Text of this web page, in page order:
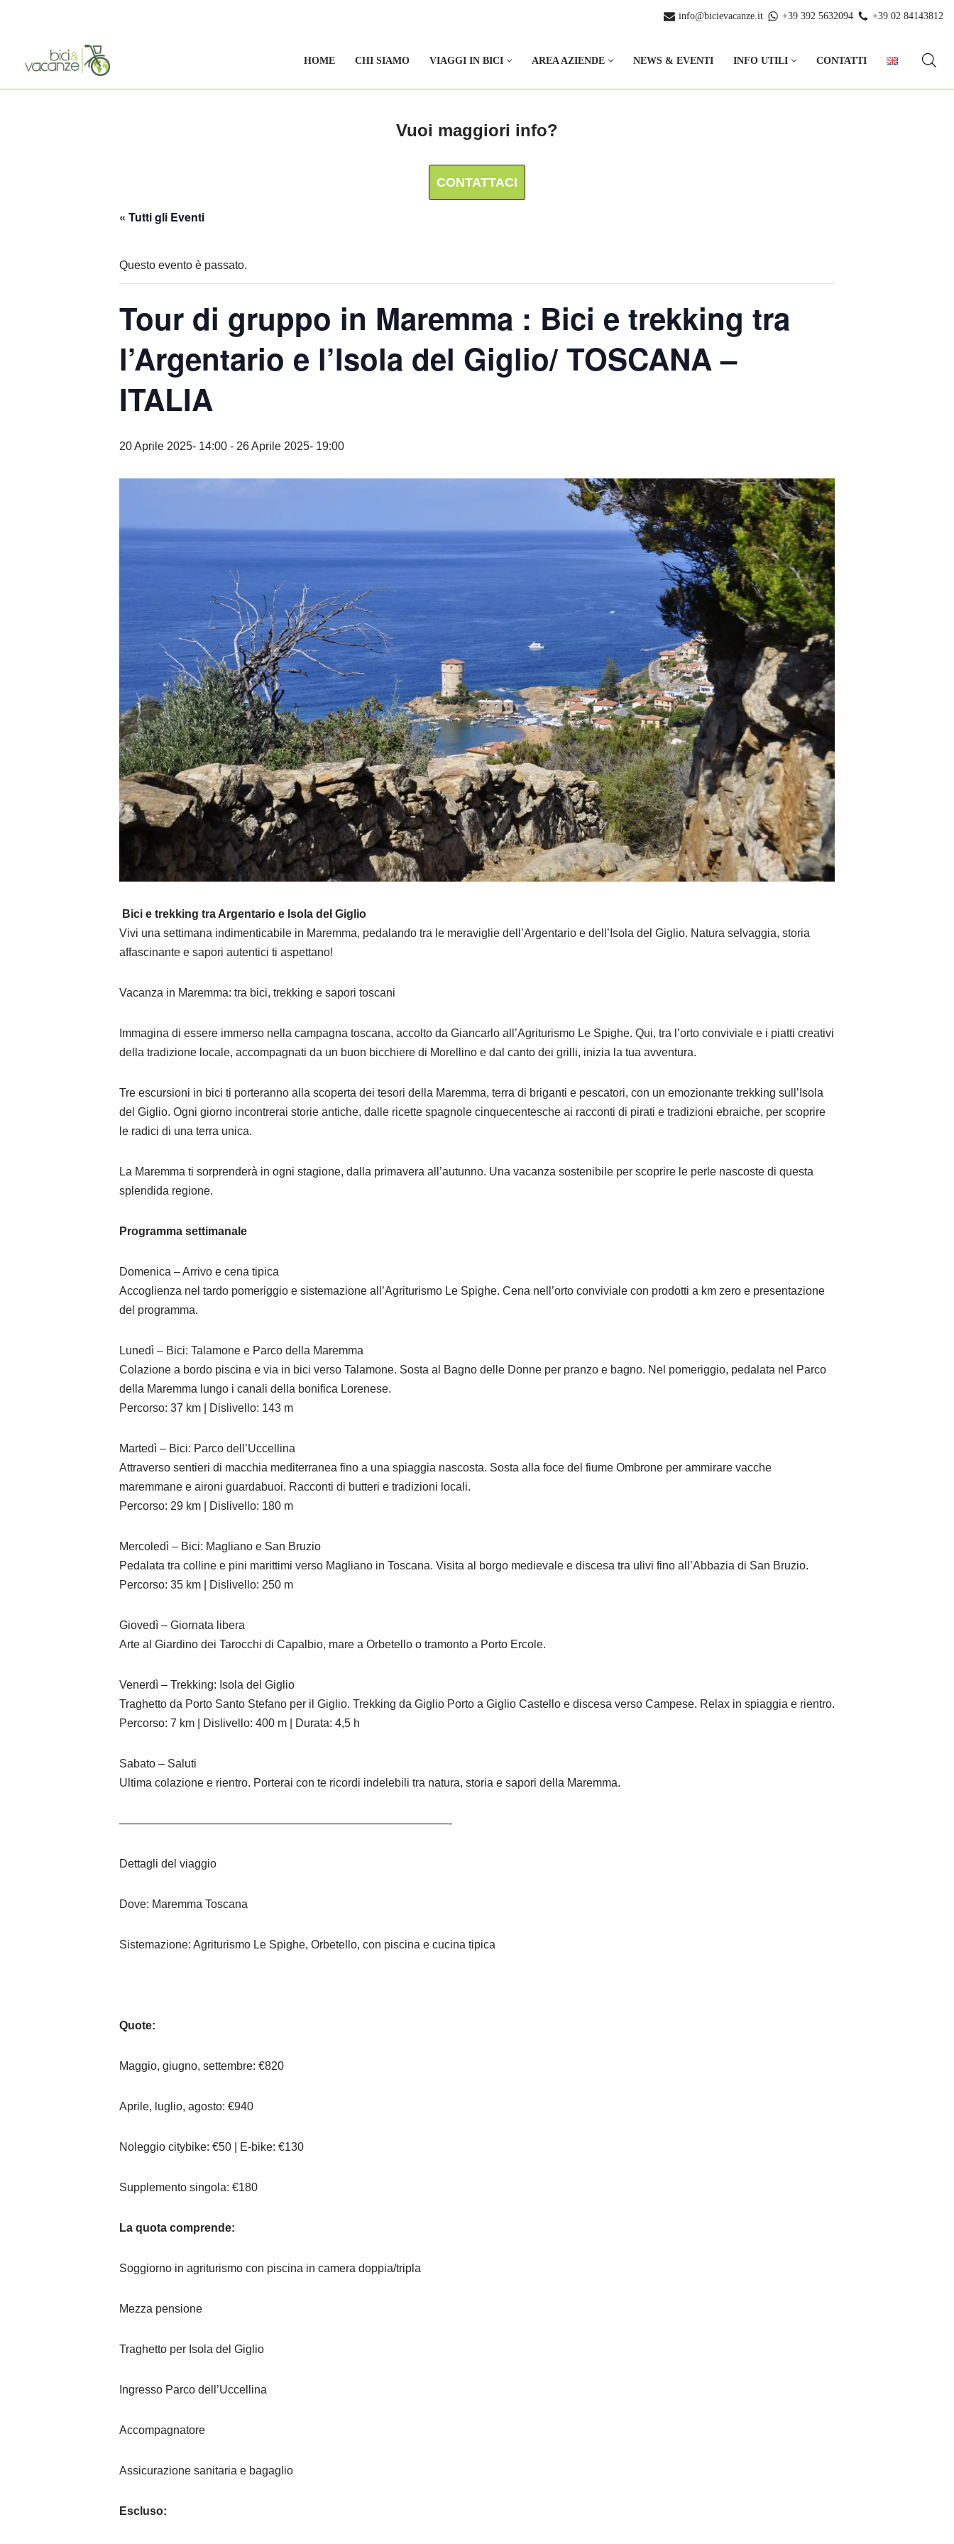
info@bicievacanze.it +39 392 5632094 +39 02 84143812
HOME CHI SIAMO VIAGGI IN BICI AREA AZIENDE NEWS & EVENTI INFO UTILI CONTATTI
Vuoi maggiori info?
CONTATTACI
« Tutti gli Eventi
Questo evento è passato.
Tour di gruppo in Maremma : Bici e trekking tra
l’Argentario e l’Isola del Giglio/ TOSCANA –
ITALIA
20 Aprile 2025- 14:00 - 26 Aprile 2025- 19:00
Bici e trekking tra Argentario e Isola del Giglio
Vivi una settimana indimenticabile in Maremma, pedalando tra le meraviglie dell’Argentario e dell’Isola del Giglio. Natura selvaggia, storia
affascinante e sapori autentici ti aspettano!
Vacanza in Maremma: tra bici, trekking e sapori toscani
Immagina di essere immerso nella campagna toscana, accolto da Giancarlo all’Agriturismo Le Spighe. Qui, tra l’orto conviviale e i piatti creativi
della tradizione locale, accompagnati da un buon bicchiere di Morellino e dal canto dei grilli, inizia la tua avventura.
Tre escursioni in bici ti porteranno alla scoperta dei tesori della Maremma, terra di briganti e pescatori, con un emozionante trekking sull’Isola
del Giglio. Ogni giorno incontrerai storie antiche, dalle ricette spagnole cinquecentesche ai racconti di pirati e tradizioni ebraiche, per scoprire
le radici di una terra unica.
La Maremma ti sorprenderà in ogni stagione, dalla primavera all’autunno. Una vacanza sostenibile per scoprire le perle nascoste di questa
splendida regione.
Programma settimanale
Domenica – Arrivo e cena tipica
Accoglienza nel tardo pomeriggio e sistemazione all’Agriturismo Le Spighe. Cena nell’orto conviviale con prodotti a km zero e presentazione
del programma.
Lunedì – Bici: Talamone e Parco della Maremma
Colazione a bordo piscina e via in bici verso Talamone. Sosta al Bagno delle Donne per pranzo e bagno. Nel pomeriggio, pedalata nel Parco
della Maremma lungo i canali della bonifica Lorenese.
Percorso: 37 km | Dislivello: 143 m
Martedì – Bici: Parco dell’Uccellina
Attraverso sentieri di macchia mediterranea fino a una spiaggia nascosta. Sosta alla foce del fiume Ombrone per ammirare vacche
maremmane e aironi guardabuoi. Racconti di butteri e tradizioni locali.
Percorso: 29 km | Dislivello: 180 m
Mercoledì – Bici: Magliano e San Bruzio
Pedalata tra colline e pini marittimi verso Magliano in Toscana. Visita al borgo medievale e discesa tra ulivi fino all’Abbazia di San Bruzio.
Percorso: 35 km | Dislivello: 250 m
Giovedì – Giornata libera
Arte al Giardino dei Tarocchi di Capalbio, mare a Orbetello o tramonto a Porto Ercole.
Venerdì – Trekking: Isola del Giglio
Traghetto da Porto Santo Stefano per il Giglio. Trekking da Giglio Porto a Giglio Castello e discesa verso Campese. Relax in spiaggia e rientro.
Percorso: 7 km | Dislivello: 400 m | Durata: 4,5 h
Sabato – Saluti
Ultima colazione e rientro. Porterai con te ricordi indelebili tra natura, storia e sapori della Maremma.
—————————————————————————————-
Dettagli del viaggio
Dove: Maremma Toscana
Sistemazione: Agriturismo Le Spighe, Orbetello, con piscina e cucina tipica
Quote:
Maggio, giugno, settembre: €820
Aprile, luglio, agosto: €940
Noleggio citybike: €50 | E-bike: €130
Supplemento singola: €180
La quota comprende:
Soggiorno in agriturismo con piscina in camera doppia/tripla
Mezza pensione
Traghetto per Isola del Giglio
Ingresso Parco dell’Uccellina
Accompagnatore
Assicurazione sanitaria e bagaglio
Escluso: